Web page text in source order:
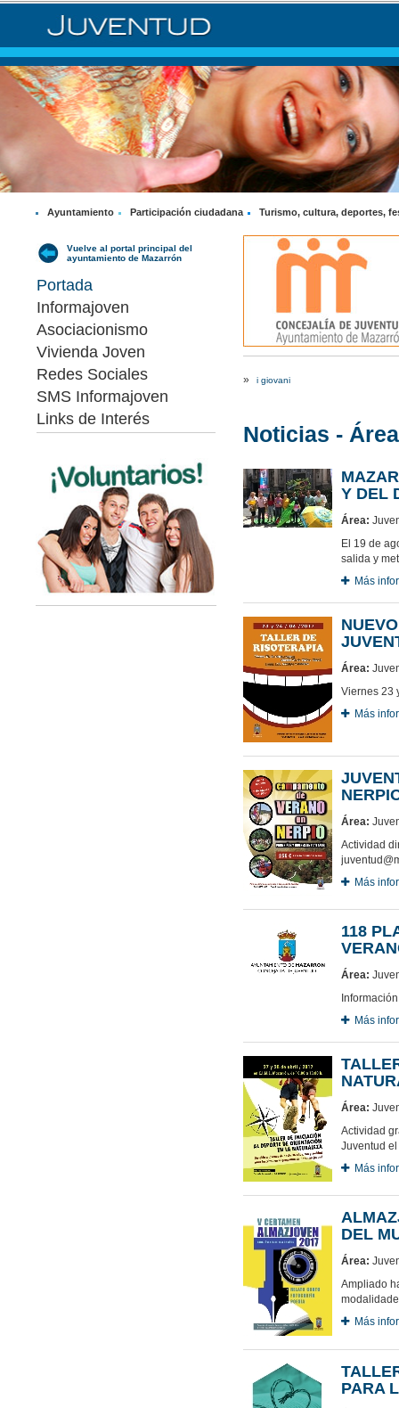
Ayuntamiento Participación ciudadana Turismo, cultura, deportes,
Vuelve al portal principal del
ayuntamiento de Mazarrón
Portada
Informajoven
Asociacionismo
Vivienda Joven
Redes Sociales
SMS Informajoven
Links de Interés
» i giovani
Noticias -
Y DEL
Área:
El 19 de
salida y
Más
Área:
Viernes 23
Más
Área:
Actividad
Más
118
Área:
Más
Área:
Actividad
Juventud
Más
DEL
Área:
Ampliado
Más
PARA